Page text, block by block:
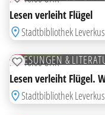
Lesen verleiht Flügel
Stadtbibliothek
17
LESUNGEN &
ZUR MERKLISTE
DO16:00 UHR
Lesen verleiht Flügel.
Stadtbibliothek
24